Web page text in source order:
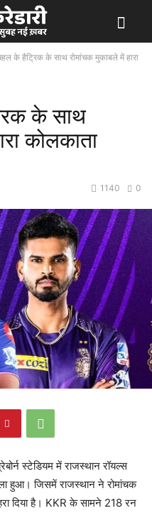
के हैट्रिक के साथ रोमांचक मुकाबले में हारा
के साथ
कोलकाता
0
1140
स्टेडियम में राजस्थान रॉयल्स
हुआ। जिसमें राजस्थान ने रोमांचक
दिया है। KKR के सामने 218 रन